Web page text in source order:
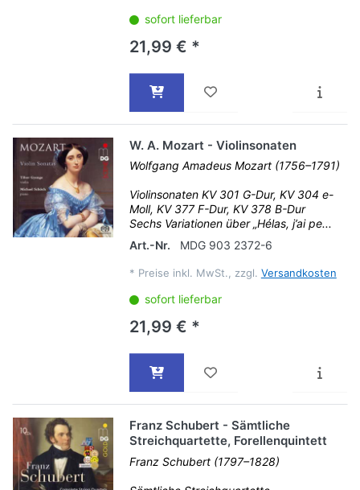
sofort lieferbar
21,99 € *
W. A. Mozart - Violinsonaten
Wolfgang Amadeus Mozart (1756–1791)
Violinsonaten KV 301 G-Dur, KV 304 e-
Moll, KV 377 F-Dur, KV 378 B-Dur
Sechs Variationen über „Hélas, j’ai pe...
Art.-Nr.
MDG 903 2372-6
* Preise inkl. MwSt., zzgl. Versandkosten
sofort lieferbar
21,99 € *
Franz Schubert - Sämtliche
Streichquartette, Forellenquintett
Franz Schubert (1797–1828)